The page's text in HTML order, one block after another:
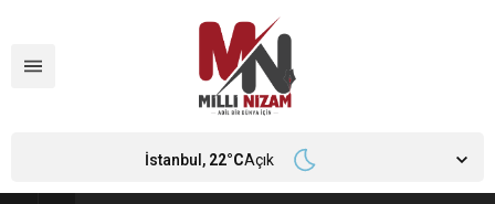
İstanbul, 22°CAçık